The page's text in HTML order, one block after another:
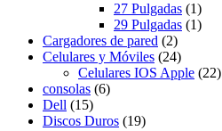
27 Pulgadas (1)
29 Pulgadas (1)
Cargadores de pared (2)
Celulares y Móviles (24)
Celulares IOS Apple (22)
consolas (6)
Dell (15)
Discos Duros (19)